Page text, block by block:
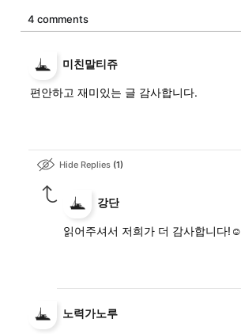
4 comments
미친말티쥬
편안하고 재미있는 글 감사합니다.
Hide Replies 1
강단
읽어주셔서 저희가 더 감사합니다!☺️
노력가노루